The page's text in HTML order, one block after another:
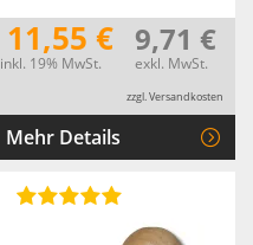
11,55 €
inkl. 19% MwSt.
9,71 €
exkl. MwSt.
zzgl. Versandkosten
Mehr Details